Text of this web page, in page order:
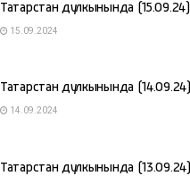
Татарстан дулкынында (15.09.24)
15.09.2024
Татарстан дулкынында (14.09.24)
14.09.2024
Татарстан дулкынында (13.09.24)